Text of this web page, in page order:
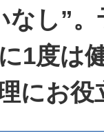
なし”
1度は
にお